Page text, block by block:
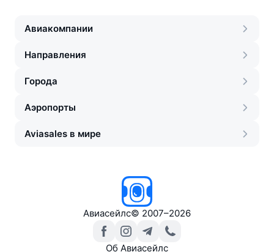
Авиакомпании
Направления
Города
Аэропорты
Aviasales в мире
Авиасейлс© 2007–2026
Об Авиасейлс